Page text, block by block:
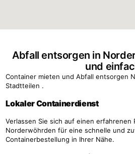
Abfall entsorgen in
und
Container mieten und Abfall entsorgen
Stadtteilen .
Lokaler Containerdienst
Verlassen Sie sich auf einen erfahrenen
Norderwöhrden für eine schnelle und
Containerbestellung in Ihrer Nähe.